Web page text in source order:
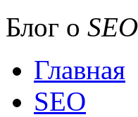
Блог о SEO
Главная
SEO